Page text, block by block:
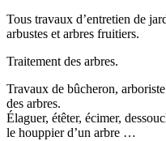
Tous travaux d’entretien de
arbustes et arbres fruitiers.
Traitement des arbres.
Travaux de bûcheron,
des arbres.
Élaguer, étêter, écimer,
le houppier d’un arbre …